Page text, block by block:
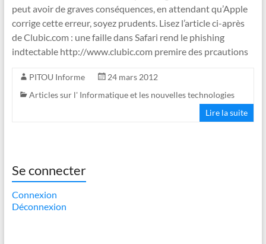
peut avoir de graves conséquences, en attendant qu’Apple
corrige cette erreur, soyez prudents. Lisez l’article ci-après
de Clubic.com : une faille dans Safari rend le phishing
indtectable http://www.clubic.com premire des prcautions
PITOU Informe
24 mars 2012
Articles sur l' Informatique et les nouvelles technologies
Lire la suite
Se connecter
Connexion
Déconnexion